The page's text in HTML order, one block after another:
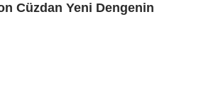
Cüzdan Yeni Dengenin